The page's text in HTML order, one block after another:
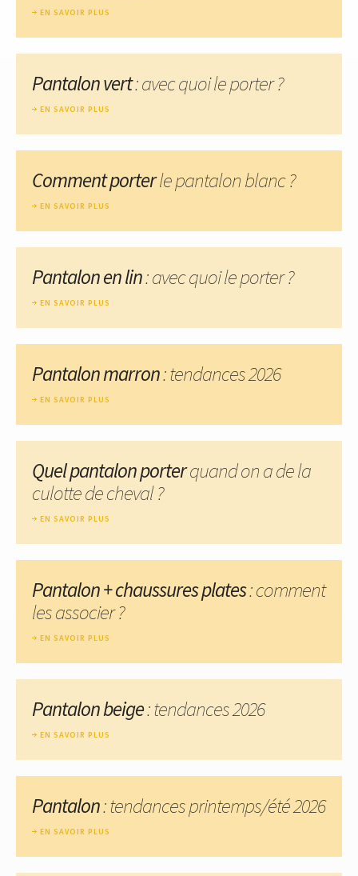
EN SAVOIR PLUS
Pantalon vert: avec quoi le porter ?
EN SAVOIR PLUS
Comment porterle pantalon blanc ?
EN SAVOIR PLUS
Pantalon en lin: avec quoi le porter ?
EN SAVOIR PLUS
Pantalon marron: tendances 2026
EN SAVOIR PLUS
Quel pantalon porterquand on a de la
culotte de cheval ?
EN SAVOIR PLUS
Pantalon + chaussures plates: comment
les associer ?
EN SAVOIR PLUS
Pantalon beige: tendances 2026
EN SAVOIR PLUS
Pantalon: tendances printemps/été 2026
EN SAVOIR PLUS